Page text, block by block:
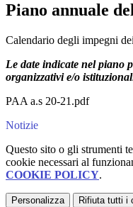
Piano annuale
Calendario degli impegni
Le date indicate nel piano
organizzativi e/o
PAA a.s 20-21.pdf
Notizie
Questo sito o gli strumenti
cookie necessari al
COOKIE POLICY.
Personalizza Rifiuta tutti i